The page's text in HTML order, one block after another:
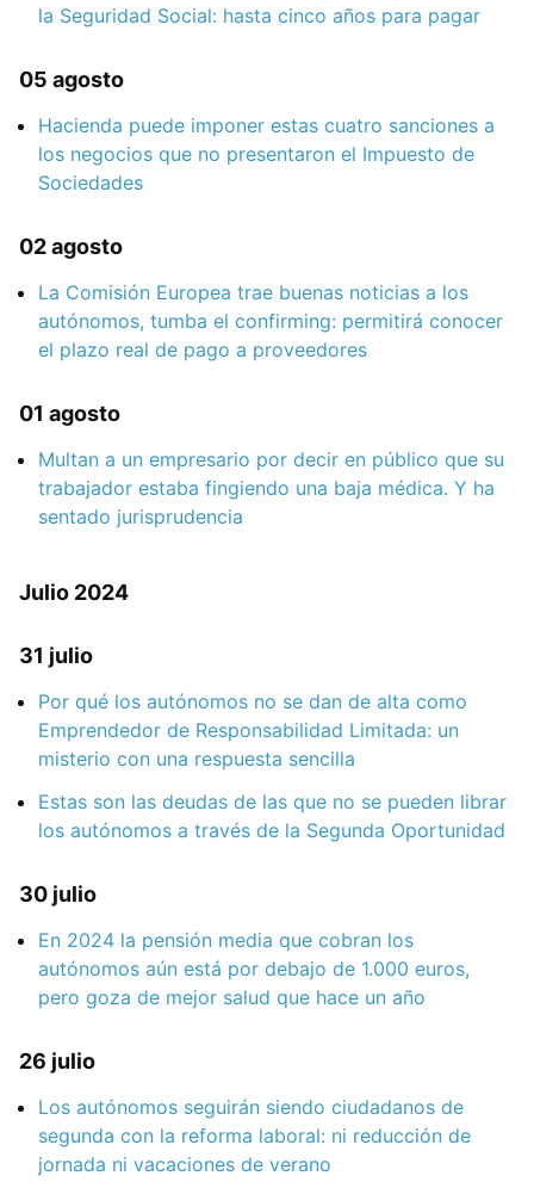
la Seguridad Social: hasta cinco años para pagar
05 agosto
Hacienda puede imponer estas cuatro sanciones a
los negocios que no presentaron el Impuesto de
Sociedades
02 agosto
La Comisión Europea trae buenas noticias a los
autónomos, tumba el confirming: permitirá conocer
el plazo real de pago a proveedores
01 agosto
Multan a un empresario por decir en público que su
trabajador estaba fingiendo una baja médica. Y ha
sentado jurisprudencia
Julio 2024
31 julio
Por qué los autónomos no se dan de alta como
Emprendedor de Responsabilidad Limitada: un
misterio con una respuesta sencilla
Estas son las deudas de las que no se pueden librar
los autónomos a través de la Segunda Oportunidad
30 julio
En 2024 la pensión media que cobran los
autónomos aún está por debajo de 1.000 euros,
pero goza de mejor salud que hace un año
26 julio
Los autónomos seguirán siendo ciudadanos de
segunda con la reforma laboral: ni reducción de
jornada ni vacaciones de verano